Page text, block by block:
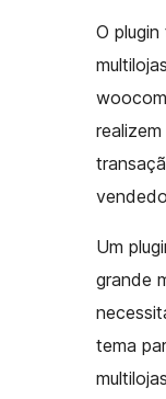
O
Um
grande
tema